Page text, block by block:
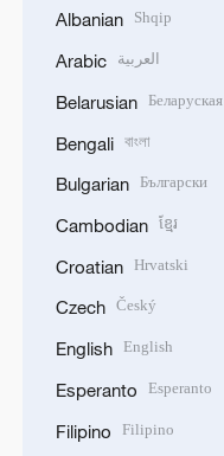
Albanian Shqip
Arabic العربية
Belarusian Беларуская
Bengali বাংলা
Bulgarian Български
Cambodian ខ្មែរ
Croatian Hrvatski
Czech Český
English English
Esperanto Esperanto
Filipino Filipino